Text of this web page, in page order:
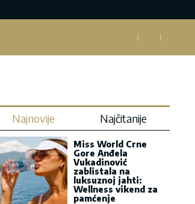
Najnovije Najčitanije
Miss World Crne
Gore Anđela
Vukadinović
zablistala na
luksuznoj jahti:
Wellness vikend za
pamćenje